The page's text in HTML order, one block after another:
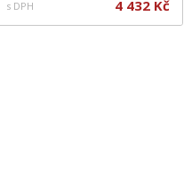
s DPH 4 432 Kč